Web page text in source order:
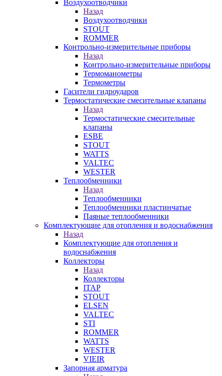
Воздухоотводчики
Назад
Воздухоотводчики
STOUT
ROMMER
Контрольно-измерительные приборы
Назад
Контрольно-измерительные приборы
Термоманометры
Термометры
Гасители гидроударов
Термостатические смесительные клапаны
Назад
Термостатические смесительные
клапаны
ESBE
STOUT
WATTS
VALTEC
WESTER
Теплообменники
Назад
Теплообменники
Теплообменники пластинчатые
Паяные теплообменники
Комплектующие для отопления и водоснабжения
Назад
Комплектующие для отопления и
водоснабжения
Коллекторы
Назад
Коллекторы
ITAP
STOUT
ELSEN
VALTEC
STI
ROMMER
WATTS
WESTER
VIEIR
Запорная арматура